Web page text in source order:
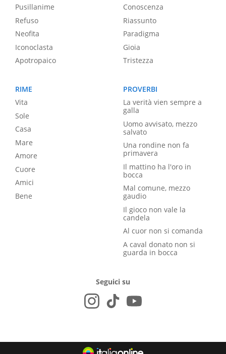
Pusillanime
Refuso
Neofita
Iconoclasta
Apotropaico
Conoscenza
Riassunto
Paradigma
Gioia
Tristezza
RIME
Vita
Sole
Casa
Mare
Amore
Cuore
Amici
Bene
PROVERBI
La verità vien sempre a
galla
Uomo avvisato, mezzo
salvato
Una rondine non fa
primavera
Il mattino ha l'oro in
bocca
Mal comune, mezzo
gaudio
Il gioco non vale la
candela
Al cuor non si comanda
A caval donato non si
guarda in bocca
Seguici su